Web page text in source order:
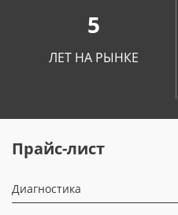
5
ЛЕТ НА РЫНКЕ
Прайс-лист
Диагностика